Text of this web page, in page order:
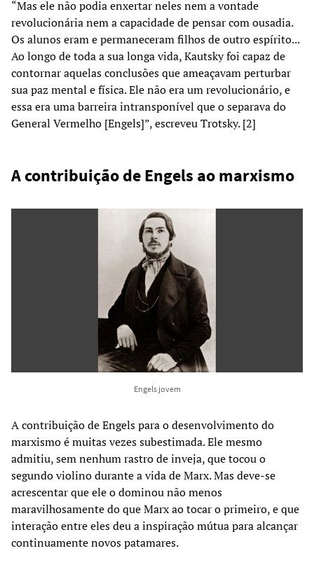
“Mas ele não podia enxertar neles nem a vontade
revolucionária nem a capacidade de pensar com ousadia.
Os alunos eram e permaneceram filhos de outro espírito...
Ao longo de toda a sua longa vida, Kautsky foi capaz de
contornar aquelas conclusões que ameaçavam perturbar
sua paz mental e física. Ele não era um revolucionário, e
essa era uma barreira intransponível que o separava do
General Vermelho [Engels]”, escreveu Trotsky. [2]
A contribuição de Engels ao marxismo
Engels jovem
A contribuição de Engels para o desenvolvimento do
marxismo é muitas vezes subestimada. Ele mesmo
admitiu, sem nenhum rastro de inveja, que tocou o
segundo violino durante a vida de Marx. Mas deve-se
acrescentar que ele o dominou não menos
maravilhosamente do que Marx ao tocar o primeiro, e que
interação entre eles deu a inspiração mútua para alcançar
continuamente novos patamares.